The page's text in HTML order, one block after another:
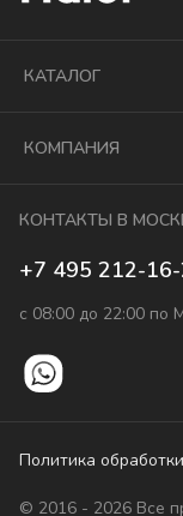
КАТАЛОГ
КОМПАНИЯ
КОНТАКТЫ В
+7 495 212-
с 08:00 до 22:00 по
© 2016 - 2026 Все
Политика